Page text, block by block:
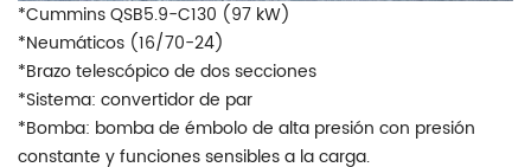
*Cummins QSB5.9-C130 (97 kW)
*Neumáticos (16/70-24)
*Brazo telescópico de dos secciones
*Sistema: convertidor de par
*Bomba: bomba de émbolo de alta presión con presión
constante y funciones sensibles a la carga.